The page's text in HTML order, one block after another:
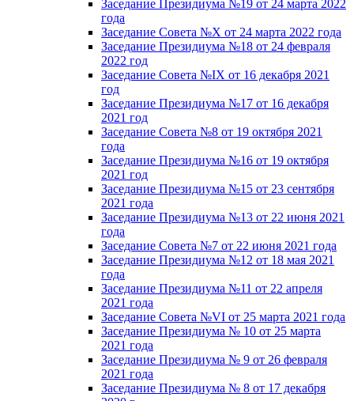
Заседание Президиума №19 от 24 марта 2022
года
Заседание Совета №X от 24 марта 2022 года
Заседание Президиума №18 от 24 февраля
2022 год
Заседание Совета №IX от 16 декабря 2021
год
Заседание Президиума №17 от 16 декабря
2021 год
Заседание Совета №8 от 19 октября 2021
года
Заседание Президиума №16 от 19 октября
2021 год
Заседание Президиума №15 от 23 сентября
2021 года
Заседание Президиума №13 от 22 июня 2021
года
Заседание Совета №7 от 22 июня 2021 года
Заседание Президиума №12 от 18 мая 2021
года
Заседание Президиума №11 от 22 апреля
2021 года
Заседание Совета №VI от 25 марта 2021 года
Заседание Президиума № 10 от 25 марта
2021 года
Заседание Президиума № 9 от 26 февраля
2021 года
Заседание Президиума № 8 от 17 декабря